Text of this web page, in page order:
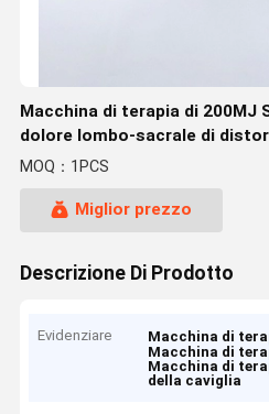
Macchina di terapia di 200MJ
dolore lombo-sacrale di
MOQ：1PCS
Miglior prezzo
Descrizione Di Prodotto
Evidenziare Macchina di
Macchina di
Macchina di
della caviglia